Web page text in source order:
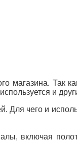
магазина. Так
и
Для чего и
включая